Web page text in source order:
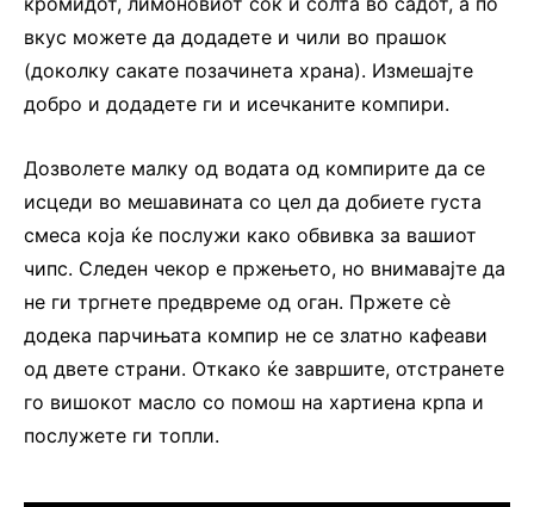
вкус можете да додадете и чили во прашок
(доколку сакате позачинета храна). Измешајте
добро и додадете ги и исечканите компири.
Дозволете малку од водата од компирите да се
исцеди во мешавината со цел да добиете густа
смеса која ќе послужи како обвивка за вашиот
чипс. Следен чекор е пржењето, но внимавајте да
не ги тргнете предвреме од оган. Пржете сè
додека парчињата компир не се златно кафеави
од двете страни. Откако ќе завршите, отстранете
го вишокот масло со помош на хартиена крпа и
послужете ги топли.